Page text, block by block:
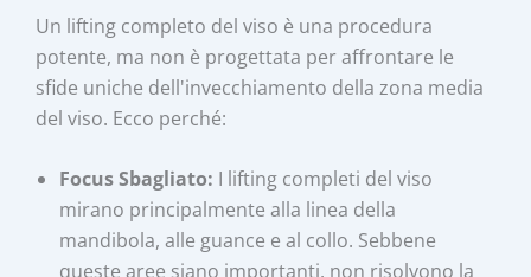
Un lifting completo del viso è una procedura
potente, ma non è progettata per affrontare le
sfide uniche dell'invecchiamento della zona media
del viso. Ecco perché:
Focus Sbagliato: I lifting completi del viso
mirano principalmente alla linea della
mandibola, alle guance e al collo. Sebbene
queste aree siano importanti, non risolvono la